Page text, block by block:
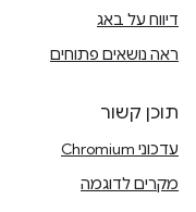
דיווח על באג
ראה נושאים פתוחים
תוכן קשור
עדכוני Chromium
מקרים לדוגמה